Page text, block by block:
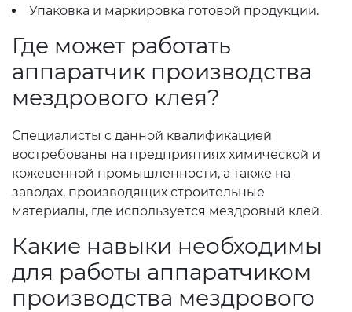
Упаковка и маркировка готовой продукции.
Где может работать
аппаратчик производства
мездрового клея?
Специалисты с данной квалификацией
востребованы на предприятиях химической и
кожевенной промышленности, а также на
заводах, производящих строительные
материалы, где используется мездровый клей.
Какие навыки необходимы
для работы аппаратчиком
производства мездрового